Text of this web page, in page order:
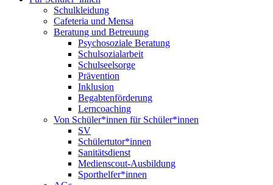
Schulkleidung
Cafeteria und Mensa
Beratung und Betreuung
Psychosoziale Beratung
Schulsozialarbeit
Schulseelsorge
Prävention
Inklusion
Begabtenförderung
Lerncoaching
Von Schüler*innen für Schüler*innen
SV
Schülertutor*innen
Sanitätsdienst
Medienscout-Ausbildung
Sporthelfer*innen